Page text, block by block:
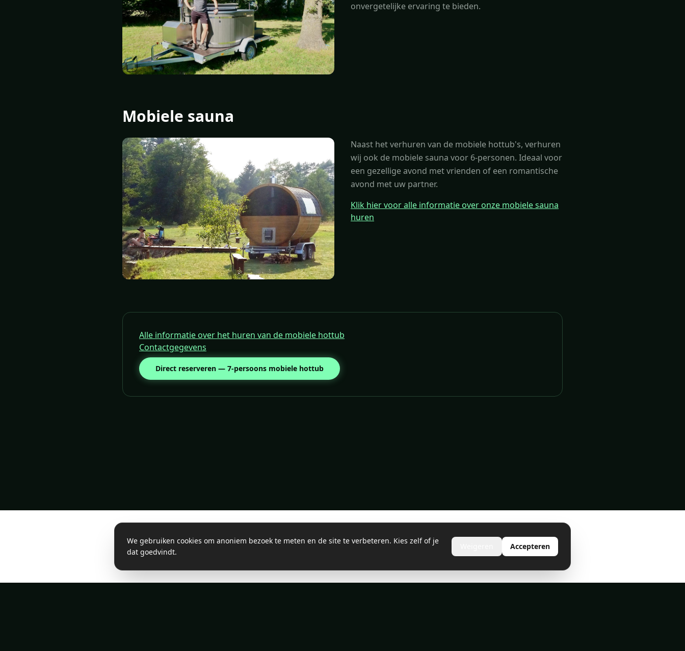
onvergetelijke ervaring te bieden.
Mobiele sauna
Naast het verhuren van de mobiele hottub's, verhuren
wij ook de mobiele sauna voor 6-personen. Ideaal voor
een gezellige avond met vrienden of een romantische
avond met uw partner.
Klik hier voor alle informatie over onze mobiele sauna
huren
Alle informatie over het huren van de mobiele hottub
Contactgegevens
Direct reserveren — 7-persoons mobiele hottub
We gebruiken cookies om anoniem bezoek te meten en de site te verbeteren. Kies zelf of je
dat goedvindt.
Accepteren